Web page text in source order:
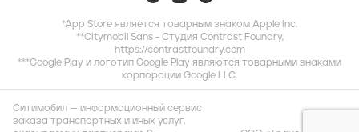
*App Store является товарным знаком Apple Inc.
**Citymobil Sans - Студия Contrast Foundry,
https://contrastfoundry.com
***Google Play и логотип Google Play являются товарными знаками
корпорации Google LLC.
Ситимобил — информационный сервис
заказа транспортных и иных услуг,